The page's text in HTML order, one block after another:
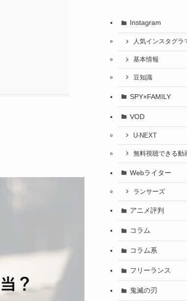
Instagram
人気インスタグラ
基本情報
豆知識
SPY×FAMILY
VOD
U-NEXT
無料視聴できる動
Webライター
ランサーズ
アニメ評判
コラム
コラム系
フリーランス
鬼滅の刃